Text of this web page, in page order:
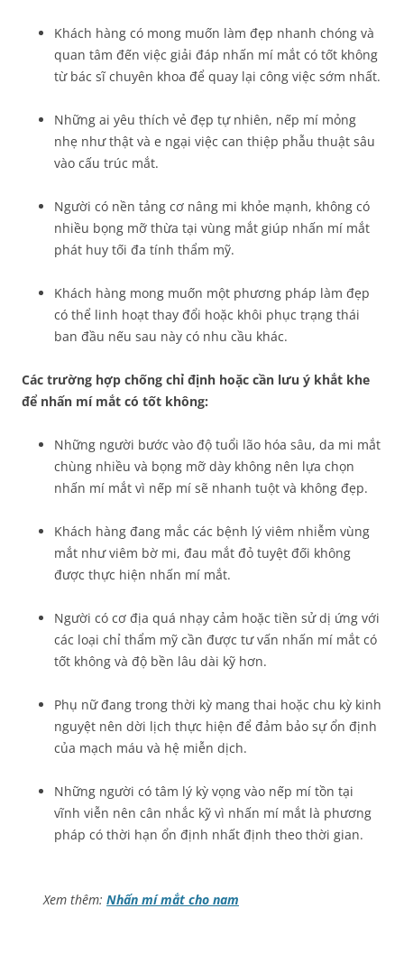
Khách hàng có mong muốn làm đẹp nhanh chóng và
quan tâm đến việc giải đáp nhấn mí mắt có tốt không
từ bác sĩ chuyên khoa để quay lại công việc sớm nhất.
Những ai yêu thích vẻ đẹp tự nhiên, nếp mí mỏng
nhẹ như thật và e ngại việc can thiệp phẫu thuật sâu
vào cấu trúc mắt.
Người có nền tảng cơ nâng mi khỏe mạnh, không có
nhiều bọng mỡ thừa tại vùng mắt giúp nhấn mí mắt
phát huy tối đa tính thẩm mỹ.
Khách hàng mong muốn một phương pháp làm đẹp
có thể linh hoạt thay đổi hoặc khôi phục trạng thái
ban đầu nếu sau này có nhu cầu khác.
Các trường hợp chống chỉ định hoặc cần lưu ý khắt khe
để nhấn mí mắt có tốt không:
Những người bước vào độ tuổi lão hóa sâu, da mi mắt
chùng nhiều và bọng mỡ dày không nên lựa chọn
nhấn mí mắt vì nếp mí sẽ nhanh tuột và không đẹp.
Khách hàng đang mắc các bệnh lý viêm nhiễm vùng
mắt như viêm bờ mi, đau mắt đỏ tuyệt đối không
được thực hiện nhấn mí mắt.
Người có cơ địa quá nhạy cảm hoặc tiền sử dị ứng với
các loại chỉ thẩm mỹ cần được tư vấn nhấn mí mắt có
tốt không và độ bền lâu dài kỹ hơn.
Phụ nữ đang trong thời kỳ mang thai hoặc chu kỳ kinh
nguyệt nên dời lịch thực hiện để đảm bảo sự ổn định
của mạch máu và hệ miễn dịch.
Những người có tâm lý kỳ vọng vào nếp mí tồn tại
vĩnh viễn nên cân nhắc kỹ vì nhấn mí mắt là phương
pháp có thời hạn ổn định nhất định theo thời gian.
Xem thêm: Nhấn mí mắt cho nam